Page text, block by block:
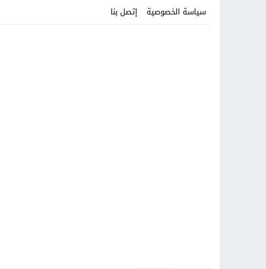
سياسة الخصوصية إتصل بنا